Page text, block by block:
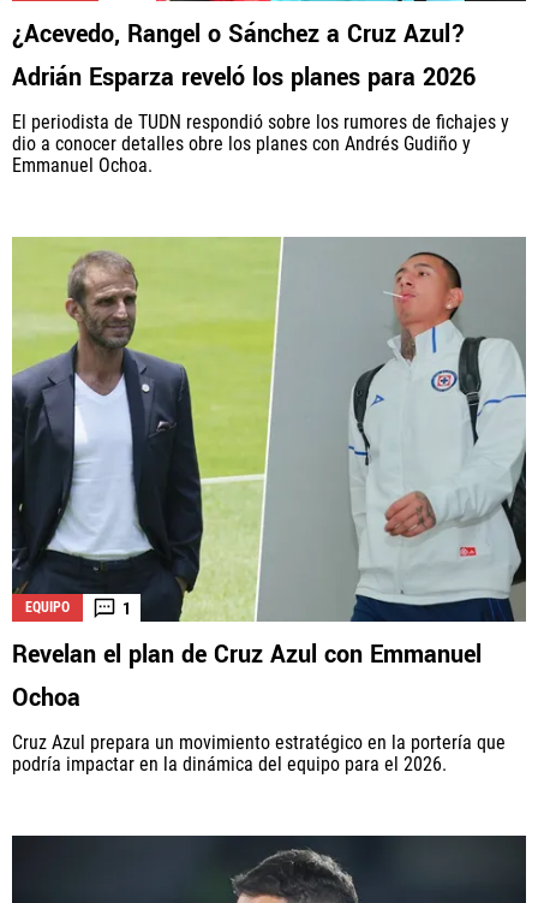
¿Acevedo, Rangel o Sánchez a Cruz Azul?
Adrián Esparza reveló los planes para 2026
El periodista de TUDN respondió sobre los rumores de fichajes y
dio a conocer detalles obre los planes con Andrés Gudiño y
Emmanuel Ochoa.
EQUIPO 1
Revelan el plan de Cruz Azul con Emmanuel
Ochoa
Cruz Azul prepara un movimiento estratégico en la portería que
podría impactar en la dinámica del equipo para el 2026.